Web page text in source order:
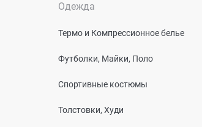
Одежда
Термо и Компрессионное белье
Футболки, Майки, Поло
Спортивные костюмы
Толстовки, Худи